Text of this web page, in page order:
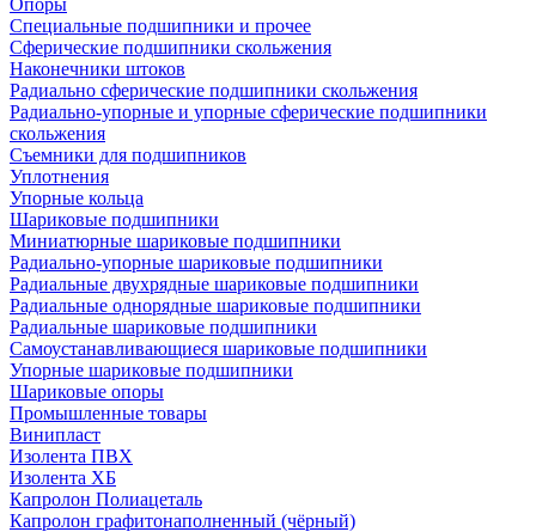
Опоры
Специальные подшипники и прочее
Сферические подшипники скольжения
Наконечники штоков
Радиально сферические подшипники скольжения
Радиально-упорные и упорные сферические подшипники
скольжения
Съемники для подшипников
Уплотнения
Упорные кольца
Шариковые подшипники
Миниатюрные шариковые подшипники
Радиально-упорные шариковые подшипники
Радиальные двухрядные шариковые подшипники
Радиальные однорядные шариковые подшипники
Радиальные шариковые подшипники
Самоустанавливающиеся шариковые подшипники
Упорные шариковые подшипники
Шариковые опоры
Промышленные товары
Винипласт
Изолента ПВХ
Изолента ХБ
Капролон Полиацеталь
Капролон графитонаполненный (чёрный)